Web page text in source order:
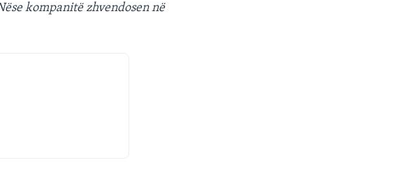
kompanitë zhvendosen në